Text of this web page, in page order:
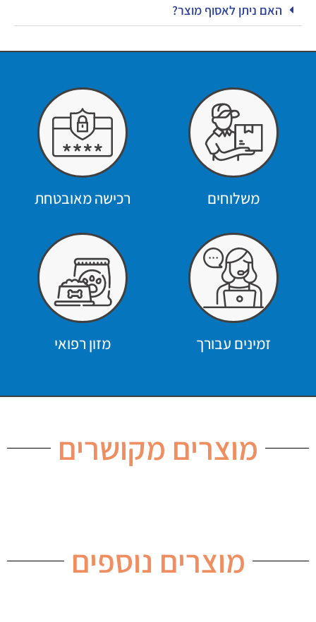
האם ניתן לאסוף מוצר?
משלוחים רכישה מאובטחת
זמינים עבורך מזון רפואי
מוצרים מקושרים
מוצרים נוספים